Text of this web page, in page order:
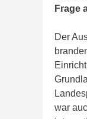
Frage
Der
war